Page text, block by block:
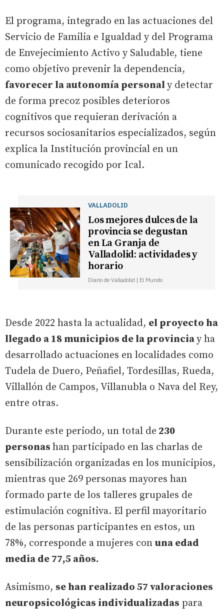
El programa, integrado en las actuaciones del
Servicio de Familia e Igualdad y del Programa
de Envejecimiento Activo y Saludable, tiene
como objetivo prevenir la dependencia,
favorecer la autonomía personal y detectar
de forma precoz posibles deterioros
cognitivos que requieran derivación a
recursos sociosanitarios especializados, según
explica la Institución provincial en un
comunicado recogido por Ical.
VALLADOLID
Los mejores dulces de la
provincia se degustan
en La Granja de
Valladolid: actividades y
horario
Diario de Valladolid | El Mundo
Desde 2022 hasta la actualidad, el proyecto ha
llegado a 18 municipios de la provinciay ha
desarrollado actuaciones en localidades como
Tudela de Duero, Peñafiel, Tordesillas, Rueda,
Villallón de Campos, Villanubla o Nava del Rey,
entre otras.
Durante este periodo, un total de 230
personas han participado en las charlas de
sensibilización organizadas en los municipios,
mientras que 269 personas mayores han
formado parte de los talleres grupales de
estimulación cognitiva. El perfil mayoritario
de las personas participantes en estos, un
78%, corresponde a mujeres con una edad
media de 77,5 años.
Asimismo, se han realizado 57 valoraciones
neuropsicológicas individualizadas para